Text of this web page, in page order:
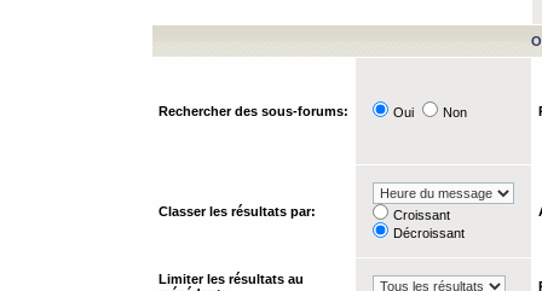
Rechercher des sous-forums: Oui Non
Classer les résultats par:
Croissant
Décroissant
Limiter les résultats au